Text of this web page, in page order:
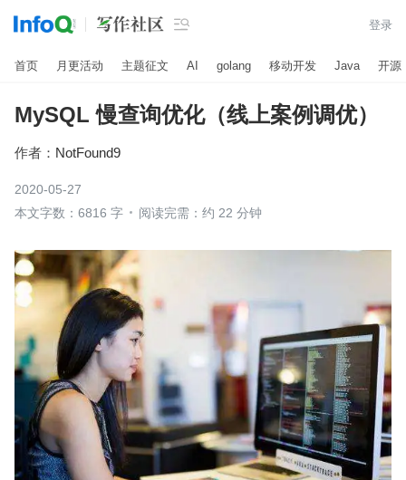
 登录
首页 月更活动 主题征文 AI golang 移动开发 Java 开源
MySQL 慢查询优化（线上案例调优）
作者： NotFound9
2020-05-27
本文字数：6816 字
阅读完需：约 22 分钟